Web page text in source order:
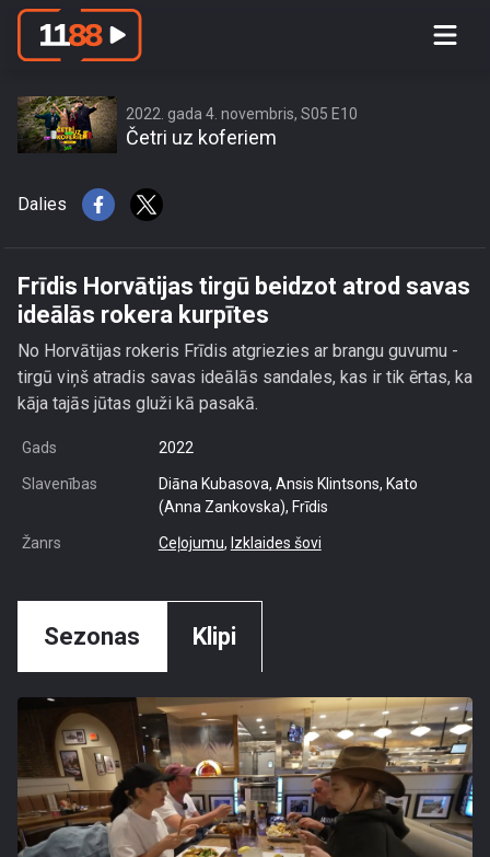
Frīdis Horvātijas tirgū beidzot atrod
2022. gada 4. novembris, S05 E10
Četri uz koferiem
Dalies
Frīdis Horvātijas tirgū beidzot atrod savas
ideālās rokera kurpītes
No Horvātijas rokeris Frīdis atgriezies ar brangu guvumu -
tirgū viņš atradis savas ideālās sandales, kas ir tik ērtas, ka
kāja tajās jūtas gluži kā pasakā.
Gads 2022
Slavenības
Diāna Kubasova, Ansis Klintsons, Kato
(Anna Zankovska), Frīdis
Žanrs Ceļojumu, Izklaides šovi
Sezonas Klipi